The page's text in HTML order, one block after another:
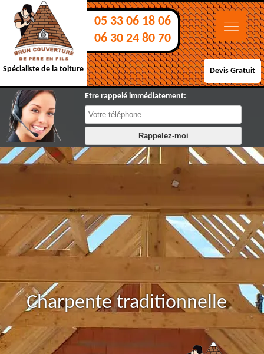
Spécialiste de la toiture
05 33 06 18 06
06 30 24 80 70
Devis Gratuit
Etre rappelé immédiatement:
Charpente traditionnelle